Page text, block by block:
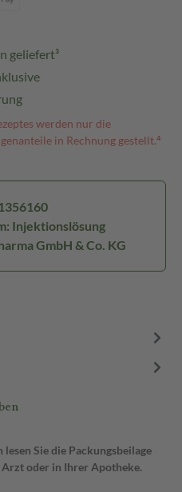
geliefert³
werden nur die
in Rechnung gestellt.⁴
Injektionslösung
GmbH & Co. KG
Sie die Packungsbeilage
oder in Ihrer Apotheke.